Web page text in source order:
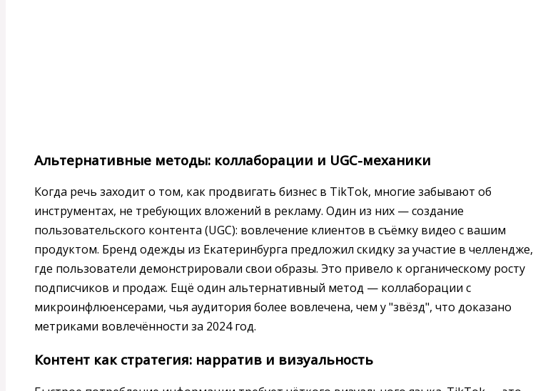
Альтернативные методы: коллаборации и UGC-механики
Когда речь заходит о том, как продвигать бизнес в TikTok, многие забывают об
инструментах, не требующих вложений в рекламу. Один из них — создание
пользовательского контента (UGC): вовлечение клиентов в съёмку видео с вашим
продуктом. Бренд одежды из Екатеринбурга предложил скидку за участие в челлендже,
где пользователи демонстрировали свои образы. Это привело к органическому росту
подписчиков и продаж. Ещё один альтернативный метод — коллаборации с
микроинфлюенсерами, чья аудитория более вовлечена, чем у "звёзд", что доказано
метриками вовлечённости за 2024 год.
Контент как стратегия: нарратив и визуальность